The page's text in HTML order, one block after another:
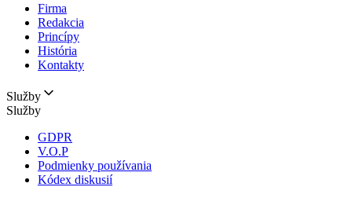
Firma
Redakcia
Princípy
História
Kontakty
Služby
Služby
GDPR
V.O.P
Podmienky používania
Kódex diskusií